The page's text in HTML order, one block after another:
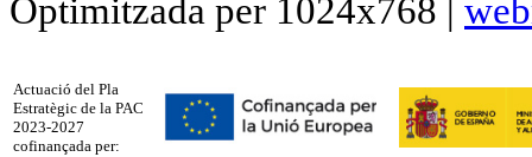
Optimitzada per 1024x768 |
Actuació del Pla
Estratègic de la PAC
2023-2027
cofinançada per: